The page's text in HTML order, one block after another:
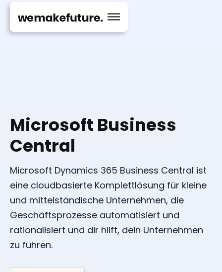
Microsoft Business
Central
Microsoft Dynamics 365 Business Central ist
eine cloudbasierte Komplettlösung für kleine
und mittelständische Unternehmen, die
Geschäftsprozesse automatisiert und
rationalisiert und dir hilft, dein Unternehmen
zu führen.